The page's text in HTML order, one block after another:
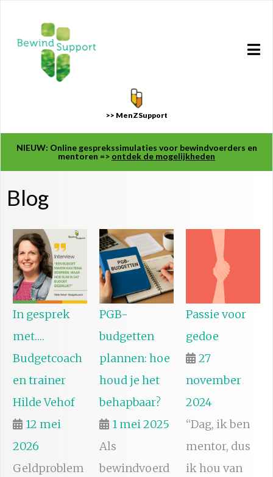
>> MenZSupport
NIEUW: Online gesprekssimulaties voor bewindvoerders en
mentoren => ontdek de mogelijkheden
Blog
In gesprek
met….
Budgetcoach
en trainer
Hilde Vehof
12 mei
2026
Geldproblem
PGB-
budgetten
plannen: hoe
houd je het
behapbaar?
1 mei 2025
Als
bewindvoerd
Passie voor
gedoe
27
november
2024
“Dag, ik ben
mentor, dus
ik hou van